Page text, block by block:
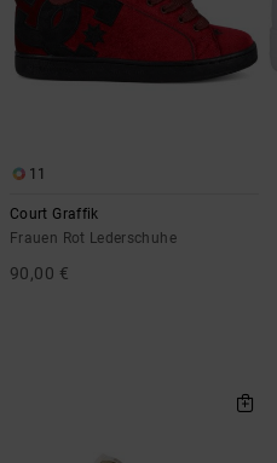
11
Court Graffik
Frauen Rot Lederschuhe
90,00 €